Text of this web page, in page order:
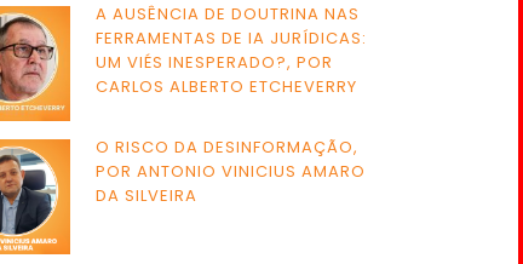
A AUSÊNCIA DE DOUTRINA NAS
FERRAMENTAS DE IA JURÍDICAS:
UM VIÉS INESPERADO?, POR
CARLOS ALBERTO ETCHEVERRY
O RISCO DA DESINFORMAÇÃO,
POR ANTONIO VINICIUS AMARO
DA SILVEIRA